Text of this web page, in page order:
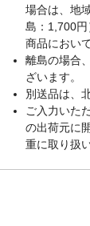
場合は、地
島：1,700
商品におい
離島の場合
ざいます。
別送品は、
ご入力いた
の出荷元に
重に取り扱